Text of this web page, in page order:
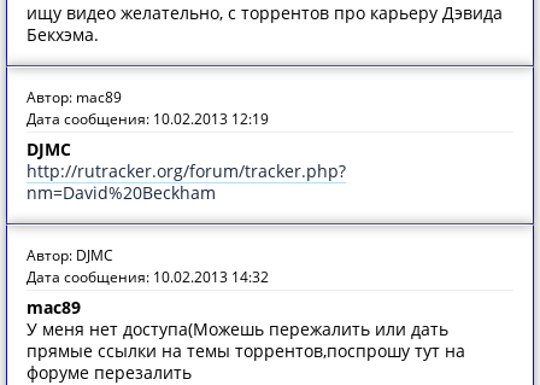
ищу видео желательно, с торрентов про карьеру Дэвида
Бекхэма.
Автор: mac89
Дата сообщения: 10.02.2013 12:19
DJMC
http://rutracker.org/forum/tracker.php?
nm=David%20Beckham
Автор: DJMC
Дата сообщения: 10.02.2013 14:32
mac89
У меня нет доступа(Можешь пережалить или дать
прямые ссылки на темы торрентов,поспрошу тут на
форуме перезалить